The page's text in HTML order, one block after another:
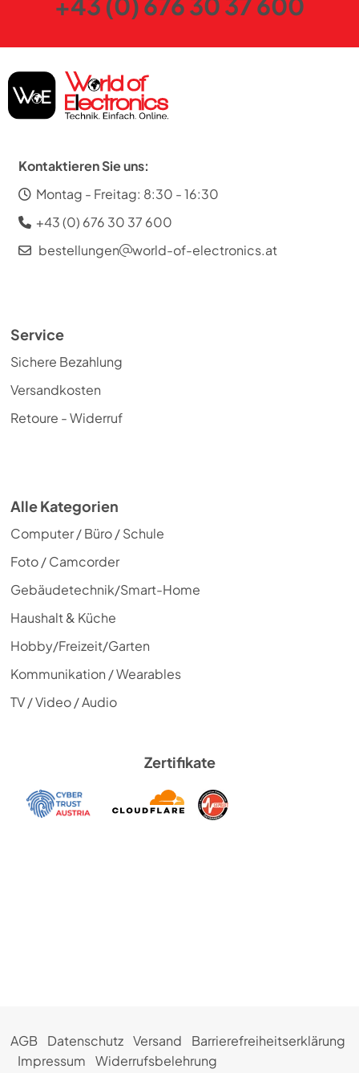
Kontaktieren Sie uns:
Montag - Freitag: 8:30 - 16:30
+43 (0) 676 30 37 600
bestellungen
world-of-electronics.at
Service
Sichere Bezahlung
Versandkosten
Retoure - Widerruf
Alle Kategorien
Computer / Büro / Schule
Foto / Camcorder
Gebäudetechnik/Smart-Home
Haushalt & Küche
Hobby/Freizeit/Garten
Kommunikation / Wearables
TV / Video / Audio
Zertifikate
AGB Datenschutz Versand
Barrierefreiheitserklärung
Impressum
Widerrufsbelehrung